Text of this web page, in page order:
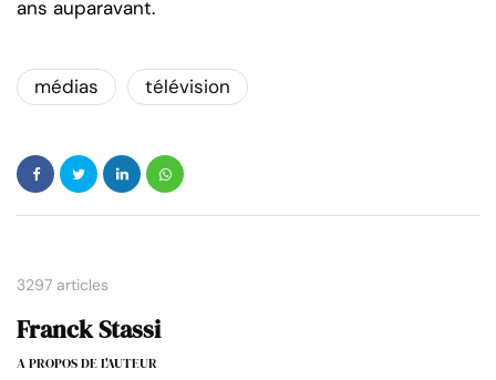
ans auparavant.
médias télévision
3297 articles
Franck Stassi
A PROPOS DE L'AUTEUR